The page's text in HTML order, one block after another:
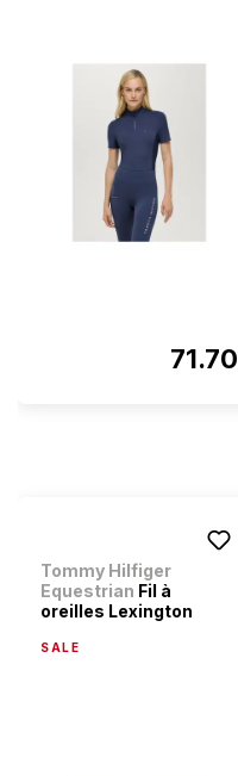
71.70
Tommy Hilfiger
Equestrian Fil à
oreilles Lexington
SALE